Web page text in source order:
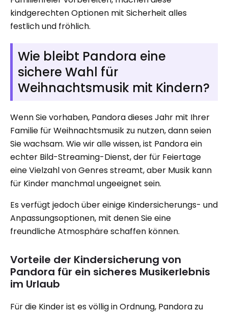
kindgerechten Optionen mit Sicherheit alles
festlich und fröhlich.
Wie bleibt Pandora eine
sichere Wahl für
Weihnachtsmusik mit Kindern?
Wenn Sie vorhaben, Pandora dieses Jahr mit Ihrer
Familie für Weihnachtsmusik zu nutzen, dann seien
Sie wachsam. Wie wir alle wissen, ist Pandora ein
echter Bild-Streaming-Dienst, der für Feiertage
eine Vielzahl von Genres streamt, aber Musik kann
für Kinder manchmal ungeeignet sein.
Es verfügt jedoch über einige Kindersicherungs- und
Anpassungsoptionen, mit denen Sie eine
freundliche Atmosphäre schaffen können.
Vorteile der Kindersicherung von
Pandora für ein sicheres Musikerlebnis
im Urlaub
Für die Kinder ist es völlig in Ordnung, Pandora zu